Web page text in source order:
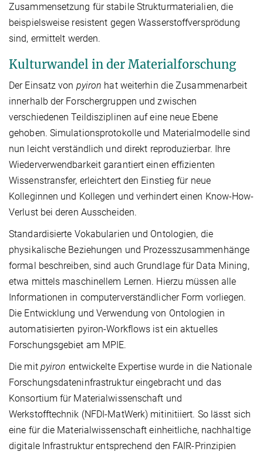
Zusammensetzung für stabile Strukturmaterialien, die
beispielsweise resistent gegen Wasserstoffversprödung
sind, ermittelt werden.
Kulturwandel in der Materialforschung
Der Einsatz von pyiron hat weiterhin die Zusammenarbeit
innerhalb der Forschergruppen und zwischen
verschiedenen Teildisziplinen auf eine neue Ebene
gehoben. Simulationsprotokolle und Materialmodelle sind
nun leicht verständlich und direkt reproduzierbar. Ihre
Wiederverwendbarkeit garantiert einen effizienten
Wissenstransfer, erleichtert den Einstieg für neue
Kolleginnen und Kollegen und verhindert einen Know-How-
Verlust bei deren Ausscheiden.
Standardisierte Vokabularien und Ontologien, die
physikalische Beziehungen und Prozesszusammenhänge
formal beschreiben, sind auch Grundlage für Data Mining,
etwa mittels maschinellem Lernen. Hierzu müssen alle
Informationen in computerverständlicher Form vorliegen.
Die Entwicklung und Verwendung von Ontologien in
automatisierten pyiron-Workflows ist ein aktuelles
Forschungsgebiet am MPIE.
Die mit pyiron entwickelte Expertise wurde in die Nationale
Forschungsdateninfrastruktur eingebracht und das
Konsortium für Materialwissenschaft und
Werkstofftechnik (NFDI-MatWerk) mitinitiiert. So lässt sich
eine für die Materialwissenschaft einheitliche, nachhaltige
digitale Infrastruktur entsprechend den FAIR-Prinzipien